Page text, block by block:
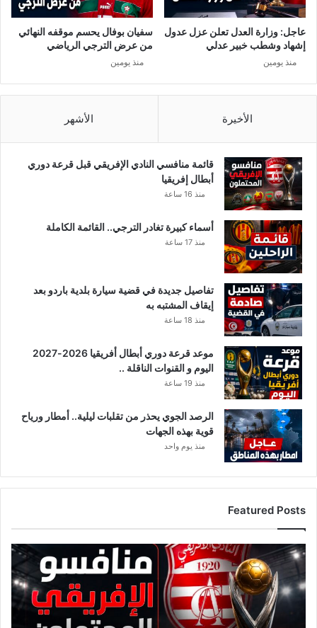
عاجل: وزارة العدل تعلن عزل عدول
إشهاد وشطب خبير عدلي
منذ يومين
سفيان بوفال يحسم موقفه النهائي
من عرض الترجي الرياضي
منذ يومين
الأخيرة الأشهر
قائمة منافسي النادي الإفريقي قبل قرعة دوري
أبطال إفريقيا
منذ 16 ساعة
أسماء كبيرة تغادر الترجي.. القائمة الكاملة
منذ 17 ساعة
تفاصيل جديدة في قضية سيارة بلدية باردو بعد
إيقاف المشتبه به
منذ 18 ساعة
موعد قرعة دوري أبطال أفريقيا 2026-2027
اليوم و القنوات الناقلة ..
منذ 19 ساعة
الرصد الجوي يحذر من تقلبات ليلية.. أمطار ورياح
قوية بهذه الجهات
منذ يوم واحد
Featured Posts
قائمة
منافسي
النادي
الإفريقي